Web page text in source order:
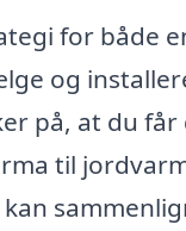
for både
og
på, at du får
til